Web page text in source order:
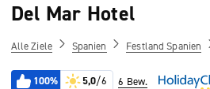
Del Mar Hotel
Alle Ziele Spanien Festland Spanien
100% 5,0/6 6 Bew.